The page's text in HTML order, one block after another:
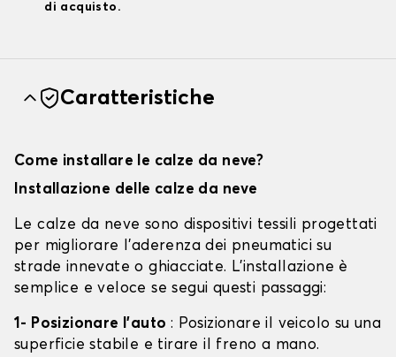
di acquisto.
Caratteristiche
Come installare le calze da neve?
Installazione delle calze da neve
Le calze da neve sono dispositivi tessili progettati
per migliorare l'aderenza dei pneumatici su
strade innevate o ghiacciate. L'installazione è
semplice e veloce se segui questi passaggi:
1- Posizionare l'auto : Posizionare il veicolo su una
superficie stabile e tirare il freno a mano.